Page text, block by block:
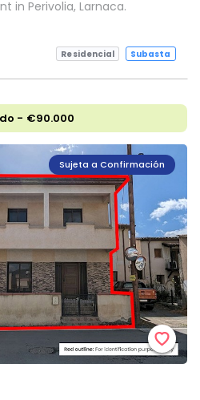
in Perivolia, Larnaca.
Residencial Subasta
- €90.000
Sujeta a Confirmación